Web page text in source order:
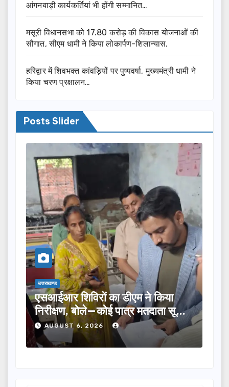
आंगनबाड़ी कार्यकर्तियां भी होंगी सम्मानित…
मसूरी विधानसभा को 17.80 करोड़ की विकास योजनाओं की
सौगात, सीएम धामी ने किया लोकार्पण-शिलान्यास.
हरिद्वार में शिवभक्त कांवड़ियों पर पुष्पवर्षा, मुख्यमंत्री धामी ने
किया चरण प्रक्षालन…
Posts Slider
डीएम ने किया
पात्र मतदाता सूची
उत्तराखण्ड
तीलू रौतेली पुरस्कार के लिए 13
का चयन, 35 आंगनबाड़ी
होंगी सम्मानित…
AUGUST 6, 2026